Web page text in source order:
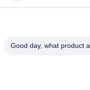
Good day, what product